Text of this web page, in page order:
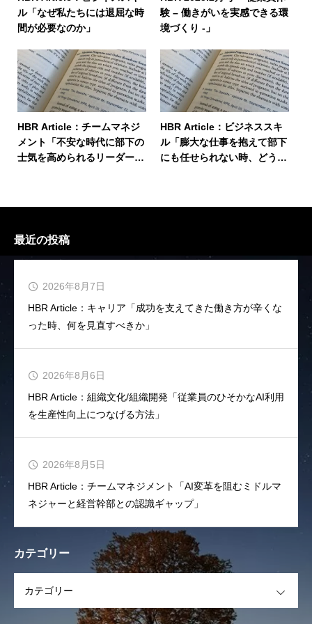
ル「なぜ私たちには退屈な時
間が必要なのか」
験 – 働きがいを実感できる環
境づくり -」
HBR Article：チームマネジ
メント「不安な時代に部下の
士気を高められるリーダーは
HBR Article：ビジネススキ
ル「膨大な仕事を抱えて部下
にも任せられない時、どうす
最近の投稿
HBR Article：キャリア「成功を支えてきた働き方が辛くな
った時、何を見直すべきか」
2026年8月7日
HBR Article：組織文化/組織開発「従業員のひそかなAI利用
を生産性向上につなげる方法」
2026年8月6日
HBR Article：チームマネジメント「AI変革を阻むミドルマ
ネジャーと経営幹部との認識ギャップ」
2026年8月5日
カテゴリー